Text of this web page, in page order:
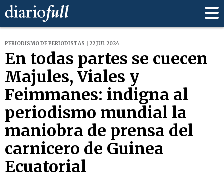
PERIODISMO DE PERIODISTAS | 22 JUL 2024
En todas partes se cuecen
Majules, Viales y
Feimmanes: indigna al
periodismo mundial la
maniobra de prensa del
carnicero de Guinea
Ecuatorial